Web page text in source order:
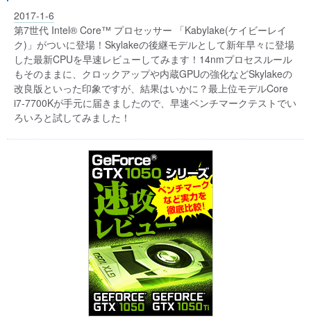
2017-1-6
第7世代 Intel® Core™ プロセッサー 「Kabylake(ケイビーレイ
ク)」がついに登場！Skylakeの後継モデルとして新年早々に登場
した最新CPUを早速レビューしてみます！14nmプロセスルール
もそのままに、クロックアップや内蔵GPUの強化などSkylakeの
改良版といった印象ですが、結果はいかに？最上位モデルCore
i7-7700Kが手元に届きましたので、早速ベンチマークテストでい
ろいろと試してみました！